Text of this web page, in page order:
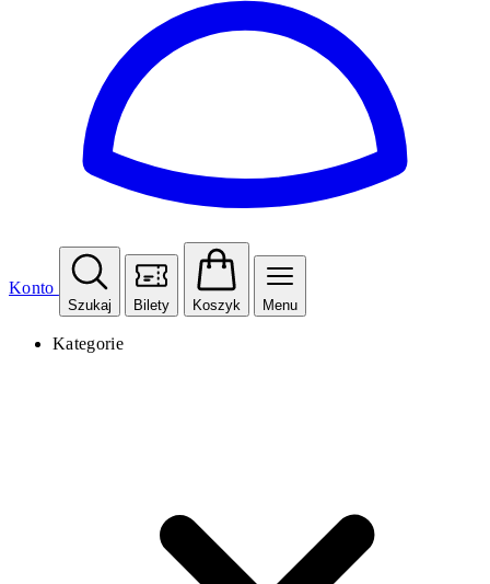
Konto
Szukaj Bilety Koszyk Menu
Kategorie